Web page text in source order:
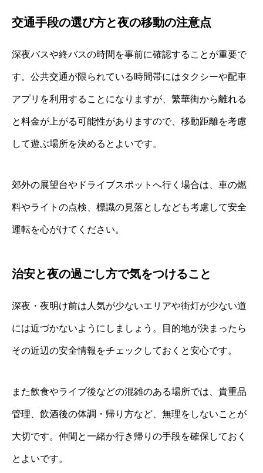
交通手段の選び方と夜の移動の注意点
深夜バスや終バスの時間を事前に確認することが重要で
す。公共交通が限られている時間帯にはタクシーや配車
アプリを利用することになりますが、繁華街から離れる
と料金が上がる可能性がありますので、移動距離を考慮
して遊ぶ場所を決めるとよいです。
郊外の展望台やドライブスポットへ行く場合は、車の燃
料やライトの点検、標識の見落としなども考慮して安全
運転を心がけてください。
治安と夜の過ごし方で気をつけること
深夜・夜明け前は人気が少ないエリアや街灯が少ない道
には近づかないようにしましょう。目的地が決まったら
その近辺の安全情報をチェックしておくと安心です。
また飲食やライブ後などの混雑のある場所では、貴重品
管理、飲酒後の体調・帰り方など、無理をしないことが
大切です。仲間と一緒か行き帰りの手段を確保しておく
とよいです。